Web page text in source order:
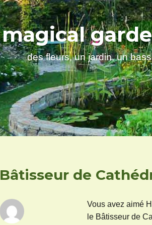
magical
des fleurs, un jardin, un
Bâtisseur de
Vous avez aimé
le Bâtisseur de